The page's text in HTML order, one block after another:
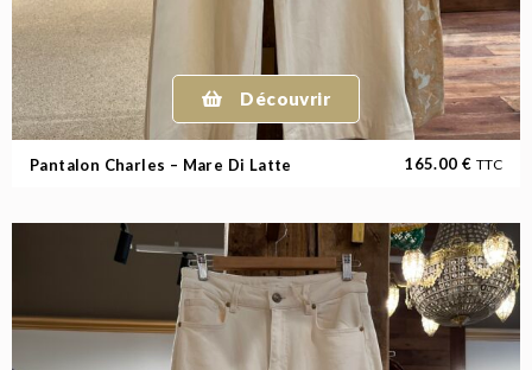
Découvrir
Pantalon Charles – Mare Di Latte 165.00 € TTC